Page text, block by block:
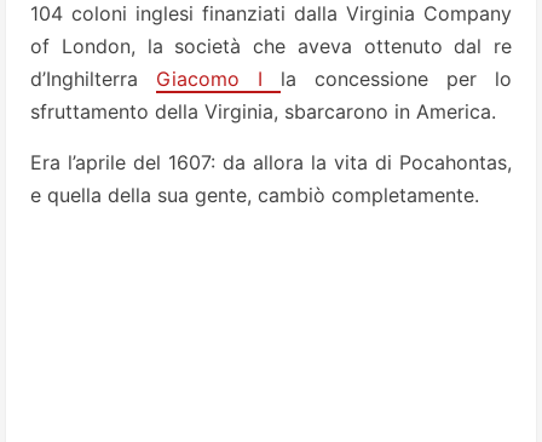
104 coloni inglesi finanziati dalla Virginia Company
of London, la società che aveva ottenuto dal re
d’Inghilterra Giacomo I la concessione per lo
sfruttamento della Virginia, sbarcarono in America.
Era l’aprile del 1607: da allora la vita di Pocahontas,
e quella della sua gente, cambiò completamente.